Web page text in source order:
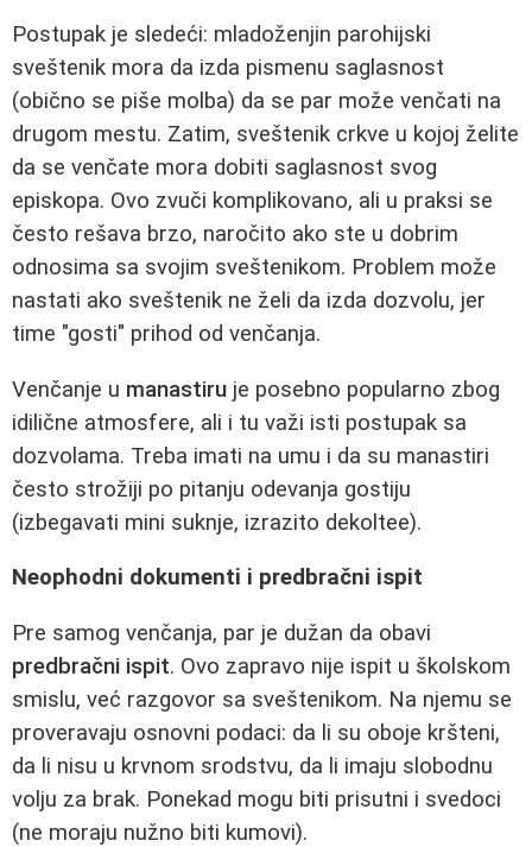
Postupak je sledeći: mladoženjin parohijski
sveštenik mora da izda pismenu saglasnost
(obično se piše molba) da se par može venčati na
drugom mestu. Zatim, sveštenik crkve u kojoj želite
da se venčate mora dobiti saglasnost svog
episkopa. Ovo zvuči komplikovano, ali u praksi se
često rešava brzo, naročito ako ste u dobrim
odnosima sa svojim sveštenikom. Problem može
nastati ako sveštenik ne želi da izda dozvolu, jer
time "gosti" prihod od venčanja.
Venčanje u manastiru je posebno popularno zbog
idilične atmosfere, ali i tu važi isti postupak sa
dozvolama. Treba imati na umu i da su manastiri
često strožiji po pitanju odevanja gostiju
(izbegavati mini suknje, izrazito dekoltee).
Neophodni dokumenti i predbračni ispit
Pre samog venčanja, par je dužan da obavi
predbračni ispit. Ovo zapravo nije ispit u školskom
smislu, već razgovor sa sveštenikom. Na njemu se
proveravaju osnovni podaci: da li su oboje kršteni,
da li nisu u krvnom srodstvu, da li imaju slobodnu
volju za brak. Ponekad mogu biti prisutni i svedoci
(ne moraju nužno biti kumovi).